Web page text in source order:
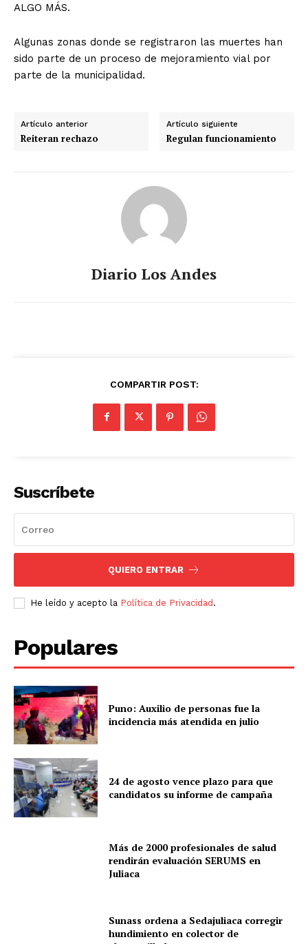
ALGO MÁS.
Algunas zonas donde se registraron las muertes han
sido parte de un proceso de mejoramiento vial por
parte de la municipalidad.
Artículo anterior
Reiteran rechazo
Artículo siguiente
Regulan funcionamiento
Diario Los Andes
COMPARTIR POST:
Suscríbete
QUIERO ENTRAR
He leído y acepto la Política de Privacidad.
Populares
Puno: Auxilio de personas fue la
incidencia más atendida en julio
24 de agosto vence plazo para que
candidatos su informe de campaña
Más de 2000 profesionales de salud
rendirán evaluación SERUMS en
Juliaca
Sunass ordena a Sedajuliaca corregir
hundimiento en colector de